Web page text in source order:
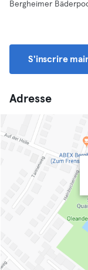
Bergheimer
S'inscrire
Adresse